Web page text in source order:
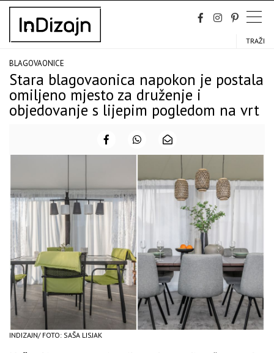
Skip
content
TRAŽI
BLAGOVAONICE
Stara blagovaonica napokon je postala
omiljeno mjesto za druženje i
objedovanje s lijepim pogledom na vrt
INDIZAJN/ FOTO: SAŠA LISJAK